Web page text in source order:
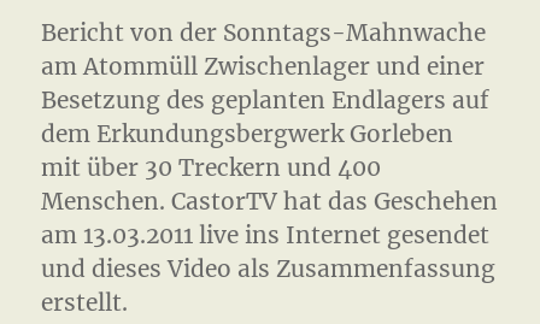
Bericht von der Sonntags-Mahnwache
am Atommüll Zwischenlager und einer
Besetzung des geplanten Endlagers auf
dem Erkundungsbergwerk Gorleben
mit über 30 Treckern und 400
Menschen. CastorTV hat das Geschehen
am 13.03.2011 live ins Internet gesendet
und dieses Video als Zusammenfassung
erstellt.